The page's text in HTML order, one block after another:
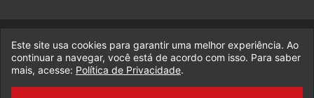
© 2017-2026 Legado da Marvel, uma empresa da Legado
Enterprises.
fabiolobo
Este site usa cookies para garantir uma melhor experiência. Ao
continuar a navegar, você está de acordo com isso. Para saber
mais, acesse: Política de Privacidade.